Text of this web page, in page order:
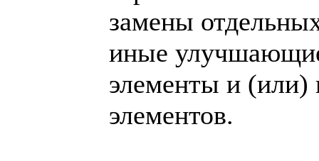
замены
иные улучшающие
элементы и (или)
элементов.